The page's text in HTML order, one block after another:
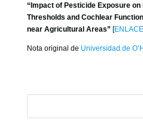
“Impact of Pesticide Exposure
Thresholds and Cochlear
near Agricultural Areas”[ENLACE
Nota original de Universidad de